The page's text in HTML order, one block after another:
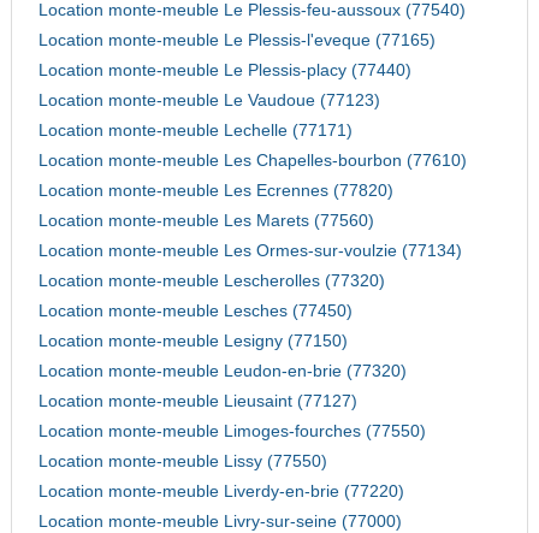
Location monte-meuble Le Plessis-feu-aussoux (77540)
Location monte-meuble Le Plessis-l'eveque (77165)
Location monte-meuble Le Plessis-placy (77440)
Location monte-meuble Le Vaudoue (77123)
Location monte-meuble Lechelle (77171)
Location monte-meuble Les Chapelles-bourbon (77610)
Location monte-meuble Les Ecrennes (77820)
Location monte-meuble Les Marets (77560)
Location monte-meuble Les Ormes-sur-voulzie (77134)
Location monte-meuble Lescherolles (77320)
Location monte-meuble Lesches (77450)
Location monte-meuble Lesigny (77150)
Location monte-meuble Leudon-en-brie (77320)
Location monte-meuble Lieusaint (77127)
Location monte-meuble Limoges-fourches (77550)
Location monte-meuble Lissy (77550)
Location monte-meuble Liverdy-en-brie (77220)
Location monte-meuble Livry-sur-seine (77000)